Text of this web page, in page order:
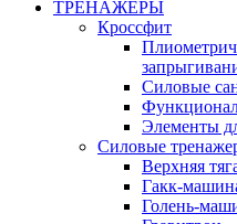
ТРЕНАЖЕРЫ
Кроссфит
Силовые
Элементы
Силовые
Верхняя
Гакк-
Голень-